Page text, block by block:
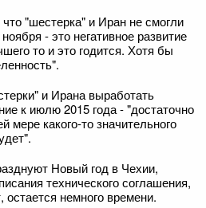
"шестерка" и Иран не смогли
- это негативное развитие
то и это годится. Хотя бы
и Ирана выработать
к июлю 2015 года - "достаточно
мере какого-то значительного
Новый год в Чехии,
технического соглашения,
остается немного времени.